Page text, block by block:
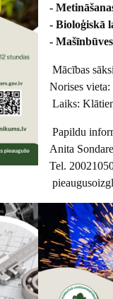
-
- Bioloģiskā
-
Mācības
Norises
Laiks:
Papildu
Anita Sondare
Tel.